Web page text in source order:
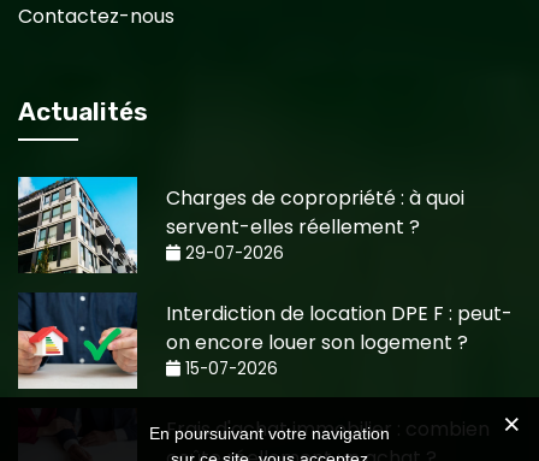
Contactez-nous
Actualités
Charges de copropriété : à quoi
servent-elles réellement ?
29-07-2026
Interdiction de location DPE F : peut-
on encore louer son logement ?
15-07-2026
Frais d'achat immobilier : combien
En poursuivant votre navigation